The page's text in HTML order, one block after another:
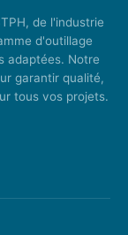
de l'industrie
d'outillage
adaptées. Notre
garantir qualité,
tous vos projets.